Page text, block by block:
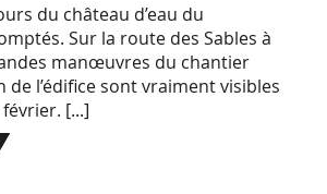
du château d’eau du
Sur la route des Sables à
manœuvres du chantier
de l’édifice sont vraiment visibles
[...]